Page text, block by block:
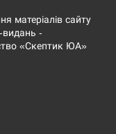
матеріалів сайту
видань -
«Скептик ЮА»